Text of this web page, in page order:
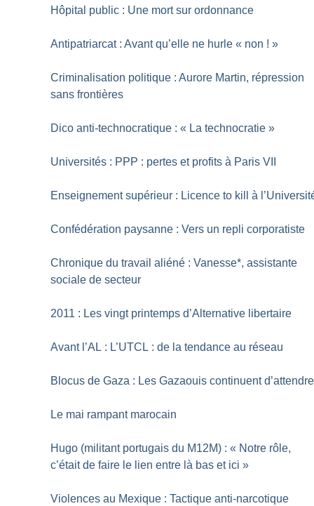
Hôpital public : Une mort sur ordonnance
Antipatriarcat : Avant qu’elle ne hurle « non ! »
Criminalisation politique : Aurore Martin, répression
sans frontières
Dico anti-technocratique : « La technocratie »
Universités : PPP : pertes et profits à Paris VII
Enseignement supérieur : Licence to kill à
Confédération paysanne : Vers un repli corporatiste
Chronique du travail aliéné : Vanesse*, assistante
sociale de secteur
2011 : Les vingt printemps d’Alternative libertaire
Avant l’AL : L’UTCL : de la tendance au réseau
Blocus de Gaza : Les Gazaouis continuent d’attendre
Le mai rampant marocain
Hugo (militant portugais du M12M) : « Notre rôle,
c’était de faire le lien entre là bas et ici »
Violences au Mexique : Tactique anti-narcotique